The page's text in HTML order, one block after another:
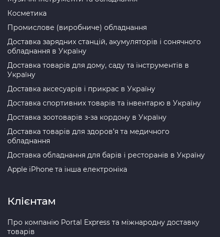
Косметика
Промислове (виробниче) обладнання
Доставка зарядних станцій, акумуляторів і сонячного
обладнання в Україну
Доставка товарів для дому, саду та інструментів в
Україну
Доставка аксесуарів і прикрас в Україну
Доставка спортивних товарів та інвентарю в Україну
Доставка зоотоварів з-за кордону в Україну
Доставка товарів для здоров’я та медичного
обладнання
Доставка обладнання для барів і ресторанів в Україну
Apple iPhone та інша електроніка
Клієнтам
Про компанію Portal Express та міжнародну доставку
товарів